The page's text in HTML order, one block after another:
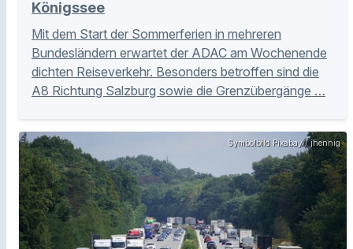
Königssee
Mit dem Start der Sommerferien in mehreren
Bundesländern erwartet der ADAC am Wochenende
dichten Reiseverkehr. Besonders betroffen sind die
A8 Richtung Salzburg sowie die Grenzübergänge …
Symbolbild Pixabay / jhennig